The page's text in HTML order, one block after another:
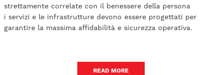
strettamente correlate con il benessere della persona
i servizi e le infrastrutture devono essere progettati per
garantire la massima affidabilità e sicurezza operativa.
READ MORE